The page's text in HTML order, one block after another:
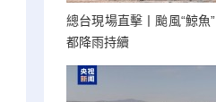
總台現場直擊丨颱風“鯨魚
都降雨持續